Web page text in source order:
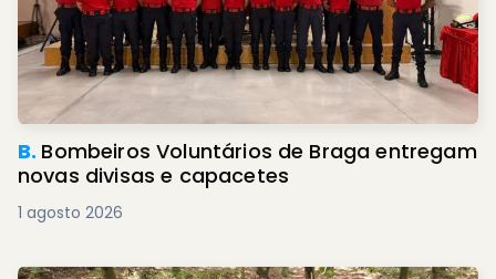
B. Bombeiros Voluntários de Braga entregam
novas divisas e capacetes
1 agosto 2026